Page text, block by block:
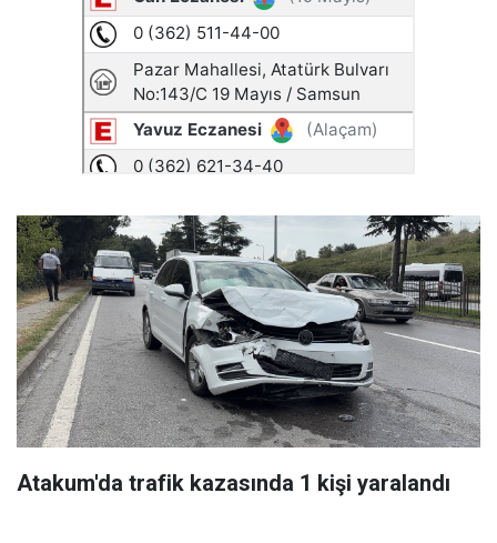
Atakum'da trafik kazasında 1 kişi yaralandı